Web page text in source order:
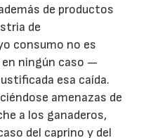
de productos
de
consumo no es
ningún caso —
esa caída.
amenazas de
a los ganaderos,
del caprino y del